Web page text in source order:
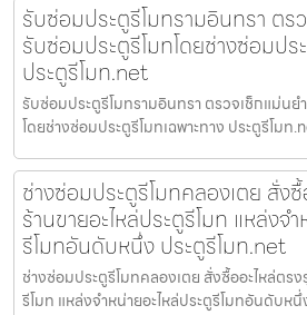
รับซ่อมประตูรีโมทรามอินทรา ตร
รับซ่อมประตูรีโมทโดยช่างซ่อมปร
ประตูรีโมท.net
รับซ่อมประตูรีโมทรามอินทรา ตรวจเช็กแม่นย
โดยช่างซ่อมประตูรีโมทเฉพาะทาง ประตูรีโม
ช่างซ่อมประตูรีโมทคลองเตย สั่ง
ร้านขายอะไหล่ประตูรีโมท แหล่งจ
รีโมทอันดับหนึ่ง ประตูรีโมท.net
ช่างซ่อมประตูรีโมทคลองเตย สั่งซื้ออะไหล่ตรง
รีโมท แหล่งจำหน่ายอะไหล่ประตูรีโมทอันดับหนึ่